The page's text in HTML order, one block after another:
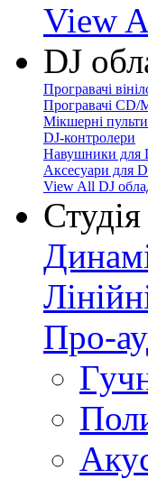
View
DJ
Програвачі
Програвачі CD/
Мікшерні
DJ-контролери
Навушники для
Аксесуари для
View All DJ
Про-